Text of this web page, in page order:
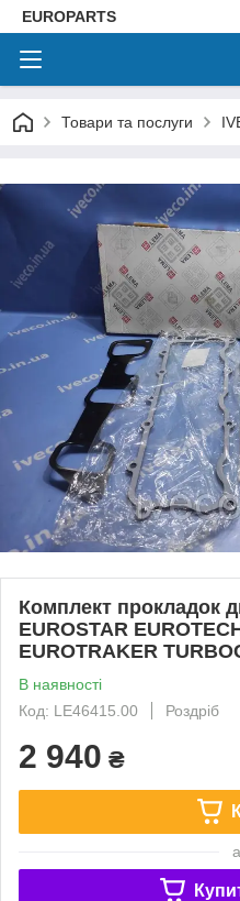
EUROPARTS
Товари та послуги
Комплект прокладок
EUROSTAR
EUROTRAKER
В наявності
Код: LE46415.00
Роздріб
2 940 ₴